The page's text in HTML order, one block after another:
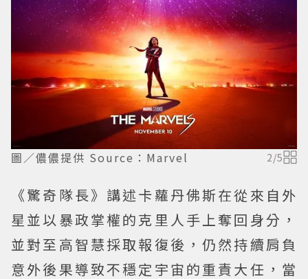
圖／儂儂提供 Source：Marvel 2/5
《驚奇隊長》講述卡蘿丹佛斯在從來自外
星並以暴政掌權的克里人手上奪回身分，
並對至高智慧採取報復後，仍然持續肩負
意外後果導致不穩定宇宙的重責大任，當